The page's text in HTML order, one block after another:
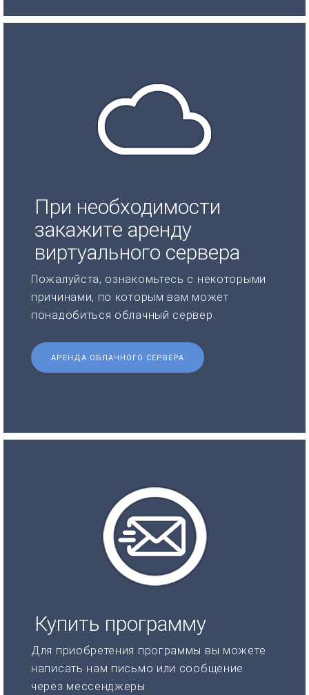
При необходимости
закажите аренду
виртуального сервера
Пожалуйста, ознакомьтесь с некоторыми
причинами, по которым вам может
понадобиться облачный сервер.
АРЕНДА ОБЛАЧНОГО СЕРВЕРА
Купить программу
Для приобретения программы вы можете
написать нам письмо или сообщение
через мессенджеры